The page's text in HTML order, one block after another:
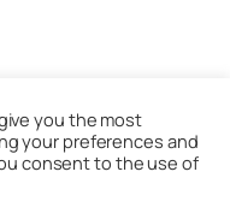
you the most
your preferences and
consent to the use of